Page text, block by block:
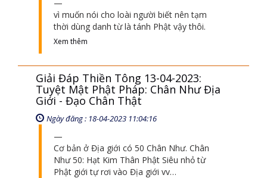
vì muốn nói cho loài người biết nên tạm
thời dùng danh từ là tánh Phật vậy thôi.
Xem thêm
Giải Đáp Thiền Tông 13-04-2023:
Tuyệt Mật Phật Pháp: Chân Như Địa
Giới - Đạo Chân Thật
Ngày đăng : 18-04-2023 11:04:16
Cơ bản ở Địa giới có 50 Chân Như. Chân
Như 50: Hạt Kim Thân Phật Siêu nhỏ từ
Phật giới tự rơi vào Địa giới vv…